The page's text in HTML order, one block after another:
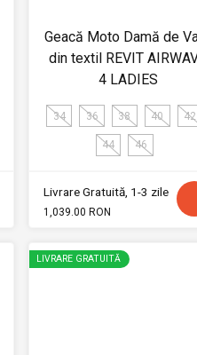
Geacă Moto Damă de
din textil REVIT
4 LADIES
34 36 38 40 42
44 46
Livrare Gratuită, 1-3 zile
1,039.00 RON
LIVRARE GRATUITĂ